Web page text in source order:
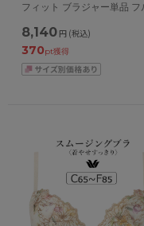
フィット ブラジャー単品 フ
プ アンダー70/75/80/85cm
8,140 円 (税込)
370pt獲得